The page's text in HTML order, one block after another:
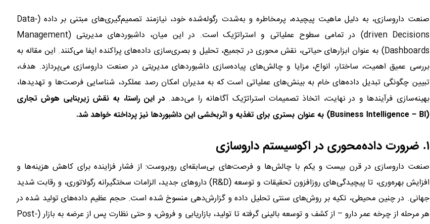
صنعت داروسازی، به دلیل ماهیت پیچیده، پرمخاطره و به‌شدت رگوله‌شده خود، نیازمند تصمیم‌گیری‌های مبتنی بر داده (Data-
driven Decisions) در تمامی سطوح عملیاتی و استراتژیک است. در این میان، داشبوردهای مدیریتی (Management
Dashboards) به عنوان ابزارهای حیاتی، نقش محوری در تجمیع، تحلیل و بصری‌سازی داده‌های پراکنده ایفا می‌کنند. این مقاله به
بررسی عمیق اهمیت، ساختار، انواع، مزایا و چالش‌های پیاده‌سازی داشبوردهای مدیریتی در صنعت داروسازی می‌پردازد. هدف،
تبیین چگونگی تبدیل داده‌های خام به بینش‌های عملیاتی است که به مدیران امکان رصد عملکرد، شناسایی فرصت‌ها و تهدیدها،
بهینه‌سازی فرآیندها و در نهایت، اتخاذ تصمیمات استراتژیک آگاهانه را می‌دهد.در این راستا، به نقش زیربنایی هوش تجاری
(Business Intelligence – BI) به عنوان بستری برای تغذیه و اثربخشی این داشبوردها نیز پرداخته خواهد شد.
۱. ضرورت داده‌محوری در اکوسیستم داروسازی
صنعت داروسازی در قرن بیست و یکم با چالش‌ها و فرصت‌های بی‌سابقه‌ای روبروست: از فشار فزاینده برای کاهش هزینه‌ها و
افزایش بهره‌وری، تا پیچیدگی‌های روزافزون تحقیقات و توسعه (R&D) داروهای جدید، الزامات سختگیرانه رگولاتوری، و رقابت شدید
جهانی. در چنین محیطی، تکیه بر روش‌های سنتی تحلیل داده و گزارش‌دهی منسوخ شده است. حجم عظیم داده‌های تولید شده در
هر مرحله از چرخه عمر دارو – از کشف و توسعه بالینی گرفته تا تولید، بازاریابی و فروش، و حتی نظارت پس از عرضه به بازار (Post-